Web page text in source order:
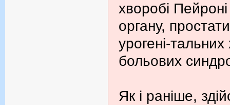
хворобі
органу,
урогені-
больових
Як і раніше,